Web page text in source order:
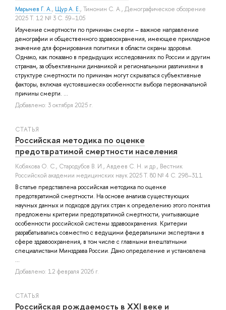
Марычев Г. А., Щур А. Е., Тимонин С. А., Демографическое обозрение
2025 Т. 12 № 3 С. 59–105
Изучение смертности по причинам смерти – важное направление
демографии и общественного здравоохранения, имеющее прикладное
значение для формирования политики в области охраны здоровья.
Однако, как показано в предыдущих исследованиях по России и другим
странам, за объективными динамикой и региональными различиями в
структуре смертности по причинам могут скрываться субъективные
факторы, включая «устоявшиеся» особенности выбора первоначальной
причины смерти. ...
Добавлено: 3 октября 2025 г.
СТАТЬЯ
Российская методика по оценке
предотвратимой смертности населения
Кобякова О. С., Стародубов В. И., Авдеев С. Н. и др., Вестник
Российской академии медицинских наук 2025 Т. 80 № 4 С. 298–311
В статье представлена российская методика по оценке
предотвратимой смертности. На основе анализа существующих
научных данных и подходов других стран к определению этого понятия
предложены критерии предотвратимой смертности, учитывающие
особенности российской системы здравоохранения. Критерии
разрабатывались совместно с ведущими федеральными экспертами в
сфере здравоохранения, в том числе с главными внештатными
специалистами Минздрава России. Дано определение и установлена
...
Добавлено: 12 февраля 2026 г.
СТАТЬЯ
Российская рождаемость в XXI веке и